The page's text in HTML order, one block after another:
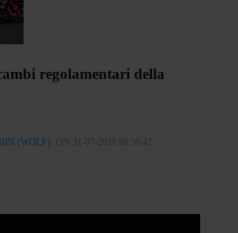
regolamentari della
(WOLF) ON 31-07-2026 00:30:42